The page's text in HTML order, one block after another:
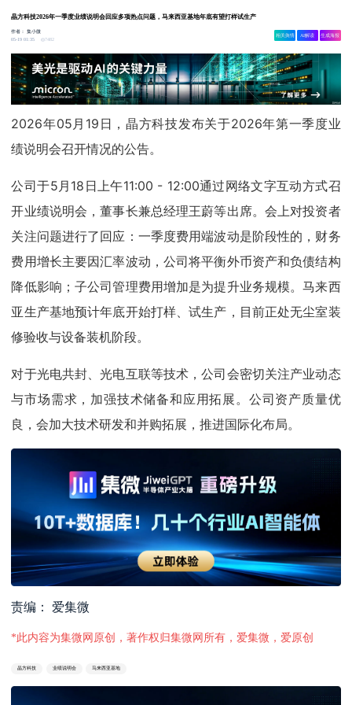
晶方科技2026年一季度业绩说明会回应多项热点问题，马来西亚基地年底有望打样试生产
作者：集小微
05-19 01:35
7482
相关舆情 AI解读 生成海报
2026年05月19日，晶方科技发布关于2026年第一季度业
绩说明会召开情况的公告。
公司于5月18日上午11:00 - 12:00通过网络文字互动方式召
开业绩说明会，董事长兼总经理王蔚等出席。会上对投资者
关注问题进行了回应：一季度费用端波动是阶段性的，财务
费用增长主要因汇率波动，公司将平衡外币资产和负债结构
降低影响；子公司管理费用增加是为提升业务规模。马来西
亚生产基地预计年底开始打样、试生产，目前正处无尘室装
修验收与设备装机阶段。
对于光电共封、光电互联等技术，公司会密切关注产业动态
与市场需求，加强技术储备和应用拓展。公司资产质量优
良，会加大技术研发和并购拓展，推进国际化布局。
责编： 爱集微
*此内容为集微网原创，著作权归集微网所有，爱集微，爱原创
晶方科技 业绩说明会 马来西亚基地